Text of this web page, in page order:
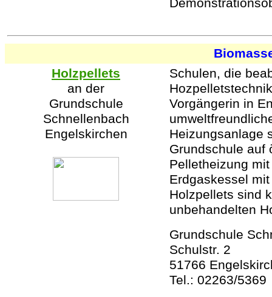
Holzpellets
an der
Grundschule
Schnellenbach
Engelskirchen
Schulen, die
Vorgängerin in
Heizungsanlage
Grundschule auf
Pelletheizung
Erdgaskessel
Holzpellets sind
unbehandelten
Grundschule
Schulstr. 2
51766
Tel.: 02263/5369